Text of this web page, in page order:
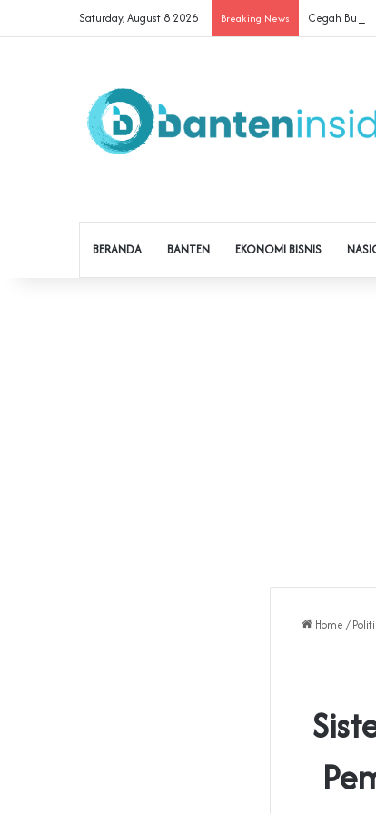
Saturday, August 8 2026 Breaking News Cegah Buruh
BERANDA BANTEN EKONOMI BISNIS
Home /